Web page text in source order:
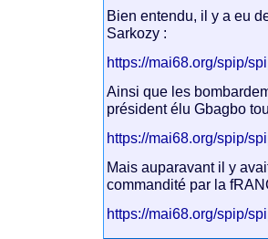
Bien entendu, il y a eu
Sarkozy :
https://mai68.org/spip/
Ainsi que les
président élu Gbagbo
https://mai68.org/spip/
Mais auparavant il y
commandité par la
https://mai68.org/spip/